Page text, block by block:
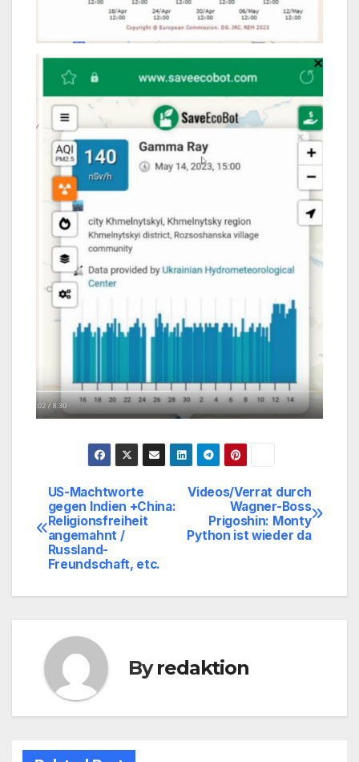
Beitragsnavigation
Videos/Verrat durch
Wagner-Boss
Prigoshin: Monty
Python ist wieder da
US-Machtworte
gegen Indien +China:
Religionsfreiheit
angemahnt /
Russland-
Freundschaft, etc.
Byredaktion